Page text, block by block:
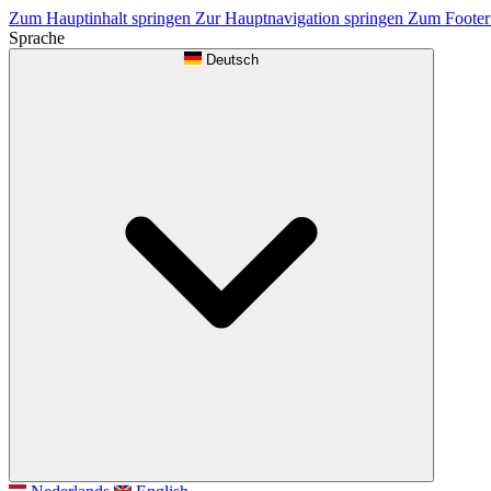
Zum Hauptinhalt springen Zur Hauptnavigation springen Zum
Sprache
Deutsch